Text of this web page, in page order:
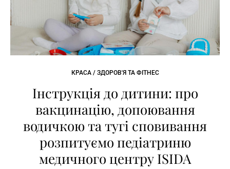
КРАСА / ЗДОРОВ'Я ТА ФІТНЕС
Інструкція до дитини: про
вакцинацію, допоювання
водичкою та тугі сповивання
розпитуємо педіатриню
медичного центру ISIDA